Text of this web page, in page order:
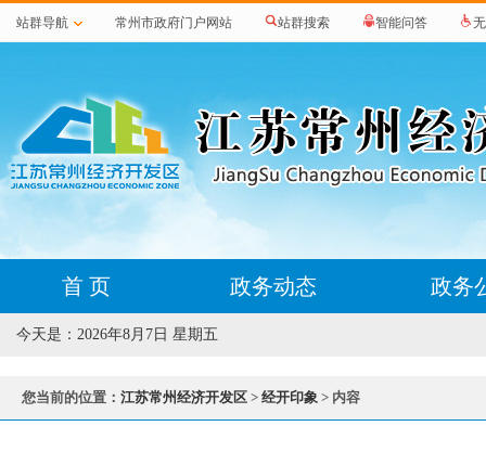
站群导航 常州市政府门户网站 站群搜索 智能问答
首 页 政务动态 政务
今天是： 2026年8月7日 星期五
您当前的位置： 江苏常州经济开发区 > 经开印象 > 内容